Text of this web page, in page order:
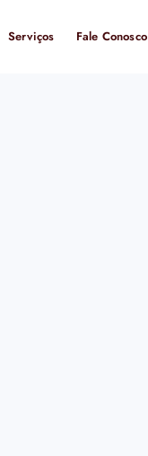
Serviços Fale Conosco